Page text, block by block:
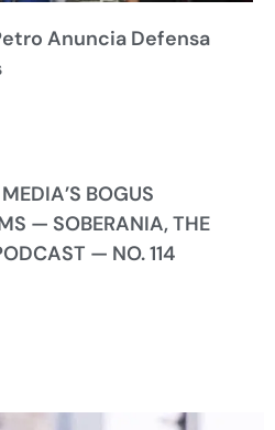
Anuncia Defensa
BOGUS
— SOBERANIA, THE
— NO. 114